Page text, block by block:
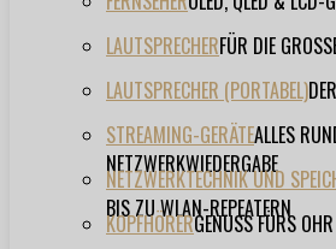
LAUTSPRECHERFÜR DIE
LAUTSPRECHER (PORTABEL)
STREAMING-GERÄTEALLES
NETZWERKWIEDERGABE
NETZWERKTECHNIK UND
BIS ZU WLAN-REPEATERN
KOPFHÖRERGENUSS FÜRS OHR